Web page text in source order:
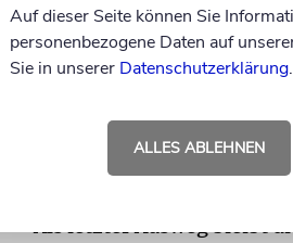
die betreffenden Gehöfte
dass sie ihre Einkäufe bei
Agrarunternehmen
weiterer Teil der im
seit 5761, dem letzten
Als letzter Ausweg bleibt
Auf dieser Seite können Sie
personenbezogene Daten auf
Sie in unserer Datenschutzerklärung.
ALLES ABLEHNEN